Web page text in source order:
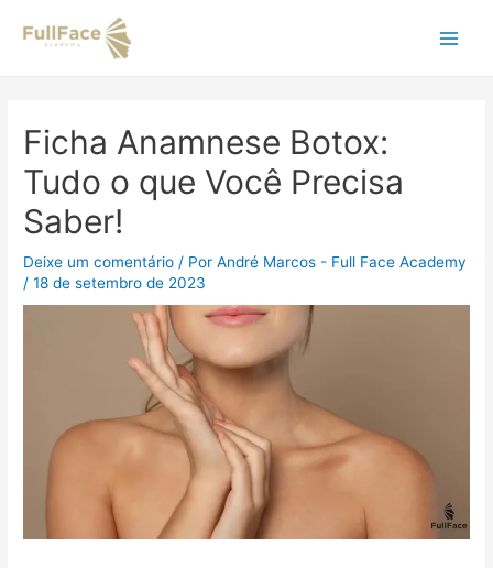
para
Ficha Anamnese Botox:
Tudo o que Você Precisa
Saber!
Deixe um comentário / PorAndré Marcos - Full Face Academy
/18 de setembro de 2023
de